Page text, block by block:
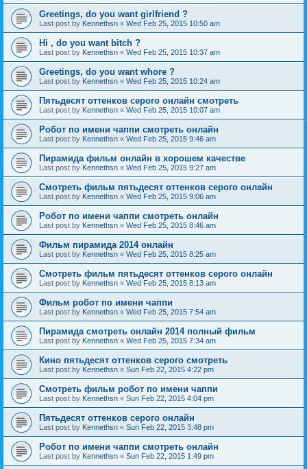
Greetings, do you want girlfriend ?
Last post by Kennethsn « Wed Feb 25, 2015 10:50 am
Hi , do you want bitch ?
Last post by Kennethsn « Wed Feb 25, 2015 10:37 am
Greetings, do you want whore ?
Last post by Kennethsn « Wed Feb 25, 2015 10:24 am
Пятьдесят оттенков серого онлайн смотреть
Last post by Kennethsn « Wed Feb 25, 2015 10:07 am
Робот по имени чаппи смотреть онлайн
Last post by Kennethsn « Wed Feb 25, 2015 9:46 am
Пирамида фильм онлайн в хорошем качестве
Last post by Kennethsn « Wed Feb 25, 2015 9:27 am
Смотреть фильм пятьдесят оттенков серого онлайн
Last post by Kennethsn « Wed Feb 25, 2015 9:06 am
Робот по имени чаппи смотреть онлайн
Last post by Kennethsn « Wed Feb 25, 2015 8:46 am
Фильм пирамида 2014 онлайн
Last post by Kennethsn « Wed Feb 25, 2015 8:25 am
Смотреть фильм пятьдесят оттенков серого онлайн
Last post by Kennethsn « Wed Feb 25, 2015 8:13 am
Фильм робот по имени чаппи
Last post by Kennethsn « Wed Feb 25, 2015 7:54 am
Пирамида смотреть онлайн 2014 полный фильм
Last post by Kennethsn « Wed Feb 25, 2015 7:34 am
Кино пятьдесят оттенков серого смотреть
Last post by Kennethsn « Sun Feb 22, 2015 4:22 pm
Смотреть фильм робот по имени чаппи
Last post by Kennethsn « Sun Feb 22, 2015 4:04 pm
Пятьдесят оттенков серого онлайн
Last post by Kennethsn « Sun Feb 22, 2015 3:48 pm
Робот по имени чаппи смотреть онлайн
Last post by Kennethsn « Sun Feb 22, 2015 1:49 pm